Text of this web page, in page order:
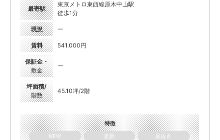
最寄駅
東京メトロ東西線原木中山駅
徒歩1分
現況 ー
賃料 541,000円
保証金・
敷金
ー
坪面積/
階数
45.10坪/2階
特徴
NEW
更新
居抜き